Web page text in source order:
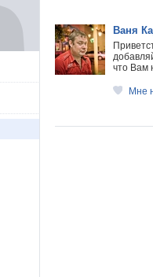
Ваня
что Вам
Мне